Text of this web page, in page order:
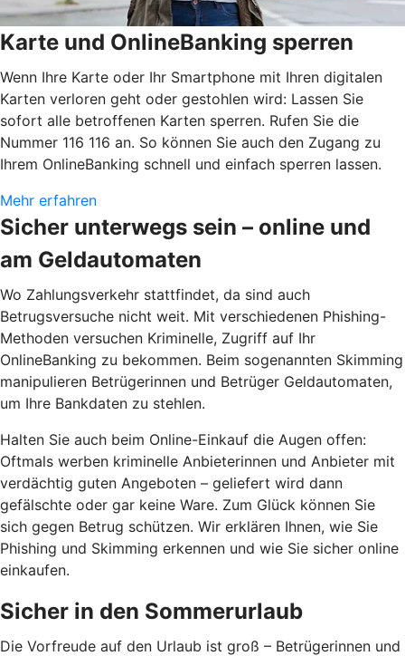
Karte und OnlineBanking sperren
Wenn Ihre Karte oder Ihr Smartphone mit Ihren digitalen
Karten verloren geht oder gestohlen wird: Lassen Sie
sofort alle betroffenen Karten sperren. Rufen Sie die
Nummer 116 116 an. So können Sie auch den Zugang zu
Ihrem OnlineBanking schnell und einfach sperren lassen.
Mehr erfahren
Sicher unterwegs sein – online und
am Geldautomaten
Wo Zahlungsverkehr stattfindet, da sind auch
Betrugsversuche nicht weit. Mit verschiedenen Phishing-
Methoden versuchen Kriminelle, Zugriff auf Ihr
OnlineBanking zu bekommen. Beim sogenannten Skimming
manipulieren Betrügerinnen und Betrüger Geldautomaten,
um Ihre Bankdaten zu stehlen.
Halten Sie auch beim Online-Einkauf die Augen offen:
Oftmals werben kriminelle Anbieterinnen und Anbieter mit
verdächtig guten Angeboten – geliefert wird dann
gefälschte oder gar keine Ware. Zum Glück können Sie
sich gegen Betrug schützen. Wir erklären Ihnen, wie Sie
Phishing und Skimming erkennen und wie Sie sicher online
einkaufen.
Sicher in den Sommerurlaub
Die Vorfreude auf den Urlaub ist groß – Betrügerinnen und